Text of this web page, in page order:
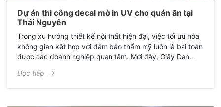
Dự án thi công decal mờ in UV cho quán ăn tại
Thái Nguyên
Trong xu hướng thiết kế nội thất hiện đại, việc tối ưu hóa
không gian kết hợp với đảm bảo thẩm mỹ luôn là bài toán
được các doanh nghiệp quan tâm. Mới đây, Giấy Dán
decal mờ in họa tiết cho quán anh Cường, mang lại một
diện mạo hoàn toàn mới: Sang trọng, chuyên nghiệp và
Đọc tiếp